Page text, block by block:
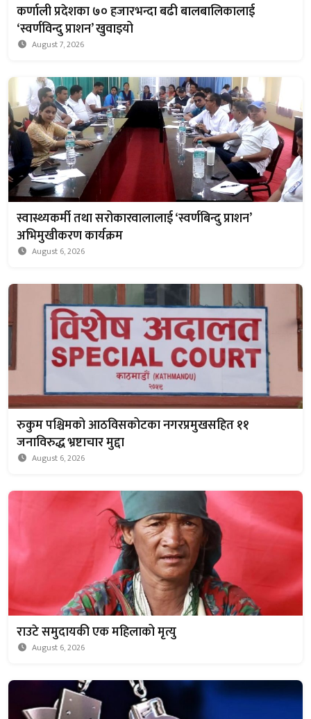
कर्णाली प्रदेशका ७० हजारभन्दा बढी बालबालिकालाई
‘स्वर्णविन्दु प्राशन’ खुवाइयो
August 7, 2026
स्वास्थ्यकर्मी तथा सरोकारवालालाई ‘स्वर्णबिन्दु प्राशन’
अभिमुखीकरण कार्यक्रम
August 6, 2026
रुकुम पश्चिमको आठविसकोटका नगरप्रमुखसहित ११
जनाविरुद्ध भ्रष्टाचार मुद्दा
August 6, 2026
राउटे समुदायकी एक महिलाको मृत्यु
August 6, 2026